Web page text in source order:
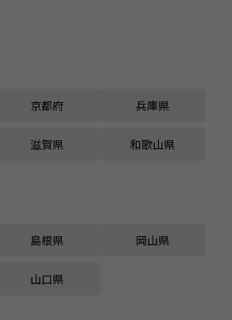
京都府 兵庫県
滋賀県 和歌山県
島根県 岡山県
山口県